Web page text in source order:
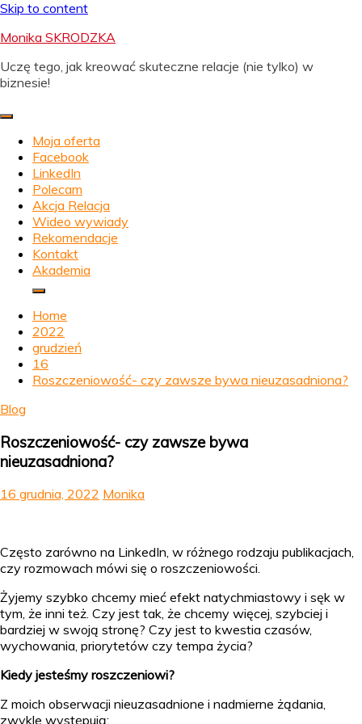
Skip to content
Monika SKRODZKA
Uczę tego, jak kreować skuteczne relacje (nie tylko) w
biznesie!
Moja oferta
Facebook
LinkedIn
Polecam
Akcja Relacja
Wideo wywiady
Rekomendacje
Kontakt
Akademia
Home
2022
grudzień
16
Roszczeniowość- czy zawsze bywa nieuzasadniona?
Blog
Roszczeniowość- czy zawsze bywa
nieuzasadniona?
16 grudnia, 2022 Monika
Często zarówno na LinkedIn, w różnego rodzaju publikacjach,
czy rozmowach mówi się o roszczeniowości.
Żyjemy szybko chcemy mieć efekt natychmiastowy i sęk w
tym, że inni też. Czy jest tak, że chcemy więcej, szybciej i
bardziej w swoją stronę? Czy jest to kwestia czasów,
wychowania, priorytetów czy tempa życia?
Kiedy jesteśmy roszczeniowi?
Z moich obserwacji nieuzasadnione i nadmierne żądania,
zwykle występują: